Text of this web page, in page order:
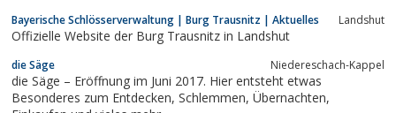
Bayerische Schlösserverwaltung | Burg Trausnitz | Aktuelles Landshut
Offizielle Website der Burg Trausnitz in Landshut
die Säge Niedereschach-Kappel
die Säge – Eröffnung im Juni 2017. Hier entsteht etwas
Besonderes zum Entdecken, Schlemmen, Übernachten,